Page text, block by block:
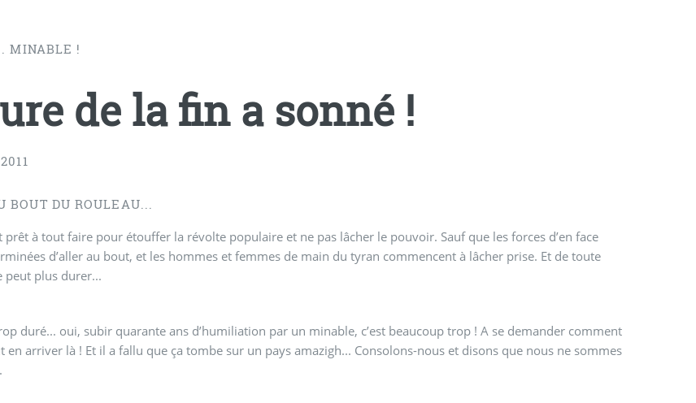
MINABLE !
de la fin a sonné !
BOUT DU ROULEAU...
prêt à tout faire pour étouffer la révolte populaire et ne pas lâcher le pouvoir. Sauf que les forces d’en face
d’aller au bout, et les hommes et femmes de main du tyran commencent à lâcher prise. Et de toute
peut plus durer...
duré... oui, subir quarante ans d’humiliation par un minable, c’est beaucoup trop ! A se demander comment
en arriver là ! Et il a fallu que ça tombe sur un pays amazigh... Consolons-nous et disons que nous ne sommes